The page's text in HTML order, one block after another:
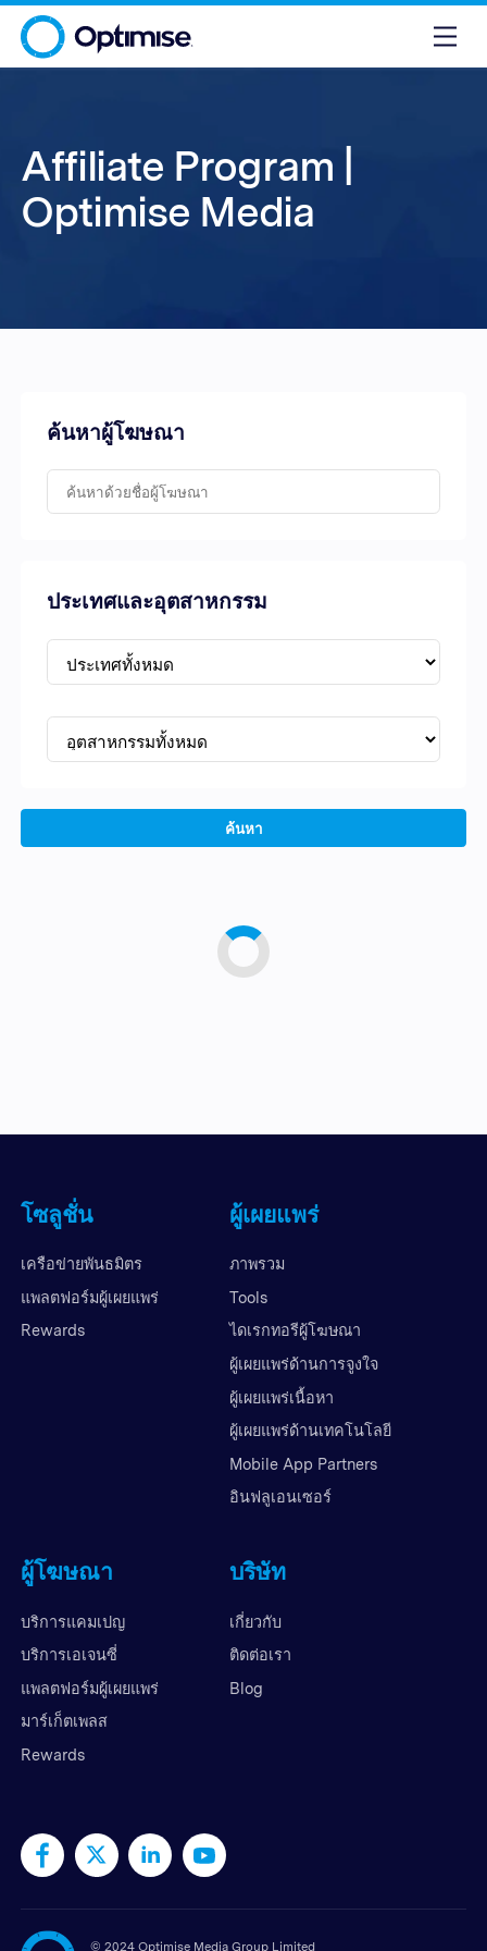
Affiliate Program |
Optimise Media
ค้นหาผู้โฆษณา
ประเทศและอุตสาหกรรม
ค้นหา
โซลูชั่น
เครือข่ายพันธมิตร
แพลตฟอร์มผู้เผยแพร่
Rewards
ผู้เผยแพร่
ภาพรวม
Tools
ไดเรกทอรีผู้โฆษณา
ผู้เผยแพร่ด้านการจูงใจ
ผู้เผยแพร่เนื้อหา
ผู้เผยแพร่ด้านเทคโนโลยี
Mobile App Partners
อินฟลูเอนเซอร์
ผู้โฆษณา
บริการแคมเปญ
บริการเอเจนซี่
แพลตฟอร์มผู้เผยแพร่
มาร์เก็ตเพลส
Rewards
บริษัท
เกี่ยวกับ
ติดต่อเรา
Blog
© 2024 Optimise Media Group Limited